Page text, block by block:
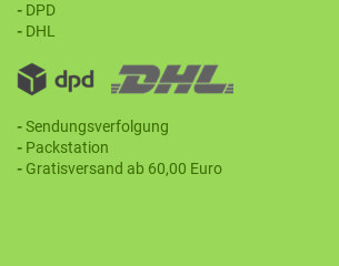
- DPD
- DHL
-Sendungsverfolgung
- Packstation
- Gratisversand ab 60,00 Euro